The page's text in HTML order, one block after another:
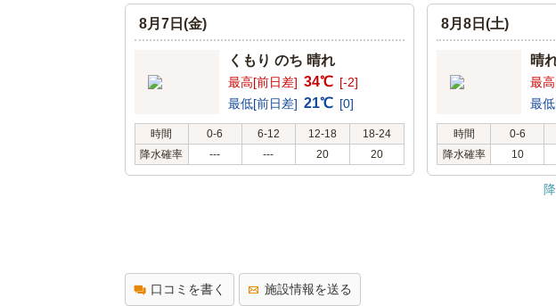
8月7日(金)
くもり のち 晴れ
最高[前日差] 34℃ [-2]
最低[前日差] 21℃ [0]
時間 0-6 6-12 12-18
18-24
降水確率
--- --- 20 20
8月8日(土)
晴
最
最
時間 0-6
降水確率
10
口コミを書く 施設情報を送る